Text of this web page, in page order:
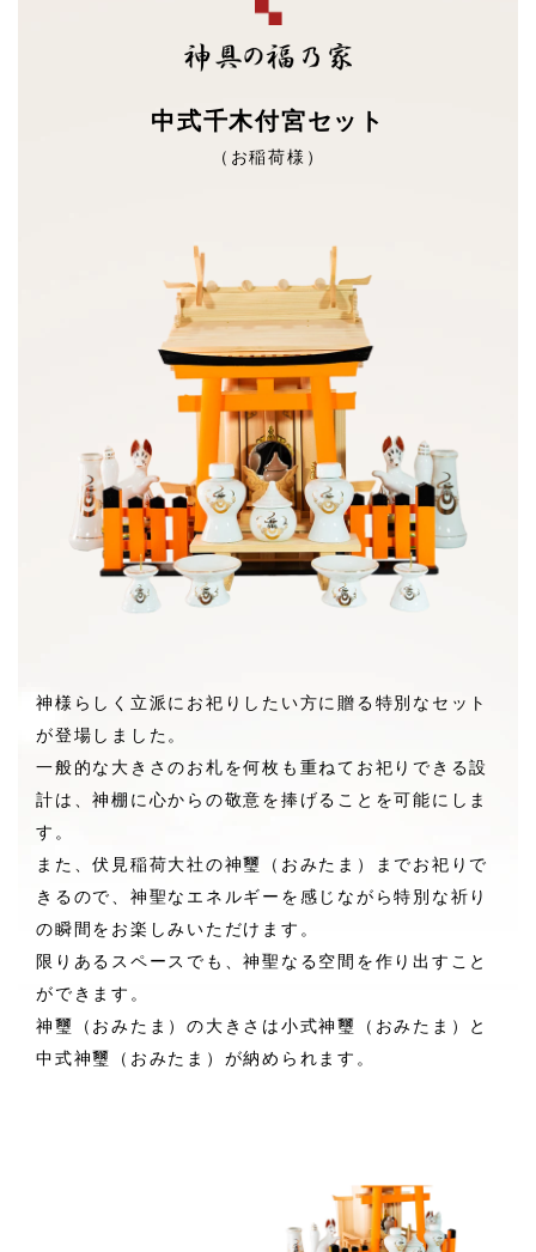
中式千木付宮セット
（お稲荷様）
神様らしく立派にお祀りしたい方に贈る特別なセット
が登場しました。
一般的な大きさのお札を何枚も重ねてお祀りできる設
計は、神棚に心からの敬意を捧げることを可能にしま
す。
また、伏見稲荷大社の神璽（おみたま）までお祀りで
きるので、神聖なエネルギーを感じながら特別な祈り
の瞬間をお楽しみいただけます。
限りあるスペースでも、神聖なる空間を作り出すこと
ができます。
神璽（おみたま）の大きさは小式神璽（おみたま）と
中式神璽（おみたま）が納められます。